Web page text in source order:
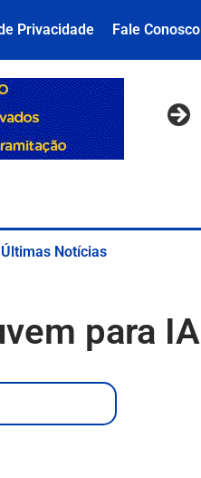
Privacidade Fale Conosco
Últimas Notícias
para IA